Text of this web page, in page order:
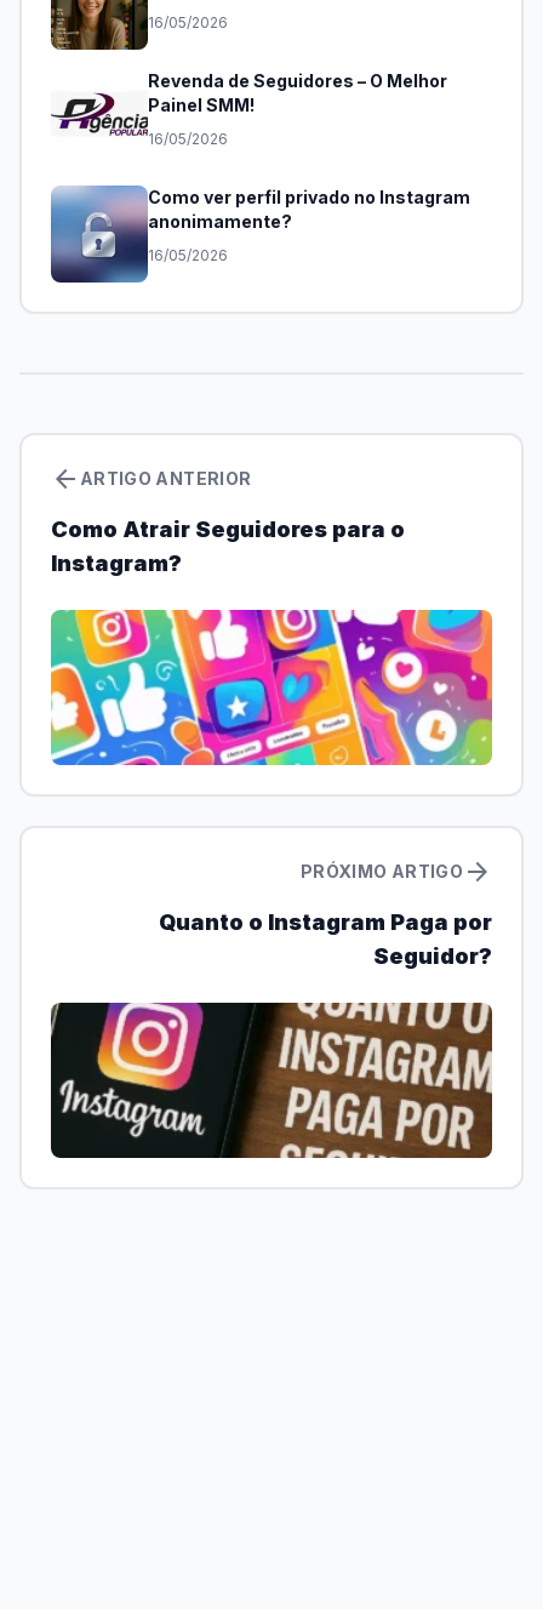
16/05/2026
Revenda de Seguidores – O Melhor
Painel SMM!
16/05/2026
Como ver perfil privado no Instagram
anonimamente?
16/05/2026
arrow_back ARTIGO ANTERIOR
Como Atrair Seguidores para o
Instagram?
PRÓXIMO ARTIGO arrow_forward
Quanto o Instagram Paga por
Seguidor?